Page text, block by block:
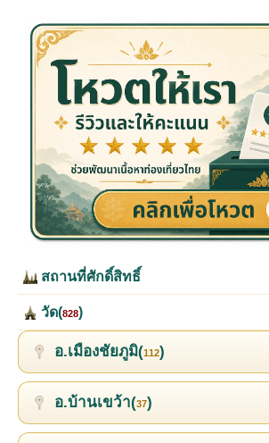
สถานที่ศักดิ์สิทธิ์
วัด(828)
อ.เมืองชัยภูมิ(112)
อ.บ้านเขว้า(37)